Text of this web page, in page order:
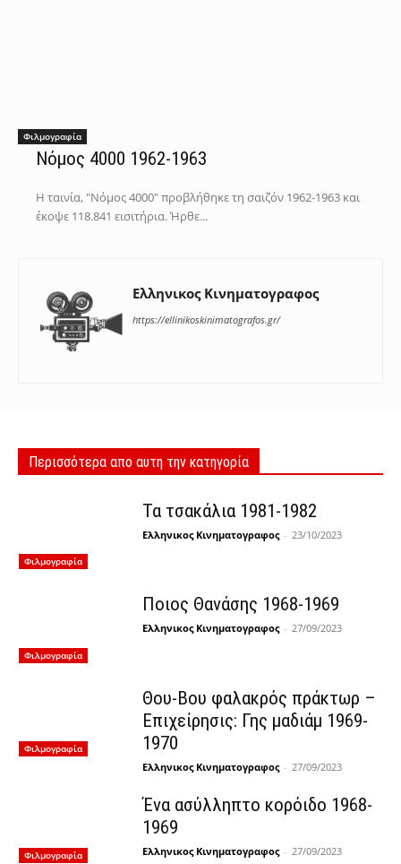
Φιλμογραφία
Νόμος 4000 1962-1963
Η ταινία, "Νόμος 4000" προβλήθηκε τη σαιζόν 1962-1963 και
έκοψε 118.841 εισιτήρια. Ήρθε...
Ελληνικος Κινηματογραφος
https://ellinikoskinimatografos.gr/
Περισσότερα απο αυτη την κατηγορία
Φιλμογραφία
Τα τσακάλια 1981-1982
Ελληνικος Κινηματογραφος - 23/10/2023
Φιλμογραφία
Ποιος Θανάσης 1968-1969
Ελληνικος Κινηματογραφος - 27/09/2023
Φιλμογραφία
Θου-Βου φαλακρός πράκτωρ –
Επιχείρησις: Γης μαδιάμ 1969-
1970
Ελληνικος Κινηματογραφος - 27/09/2023
Φιλμογραφία
Ένα ασύλληπτο κορόιδο 1968-
1969
Ελληνικος Κινηματογραφος - 27/09/2023